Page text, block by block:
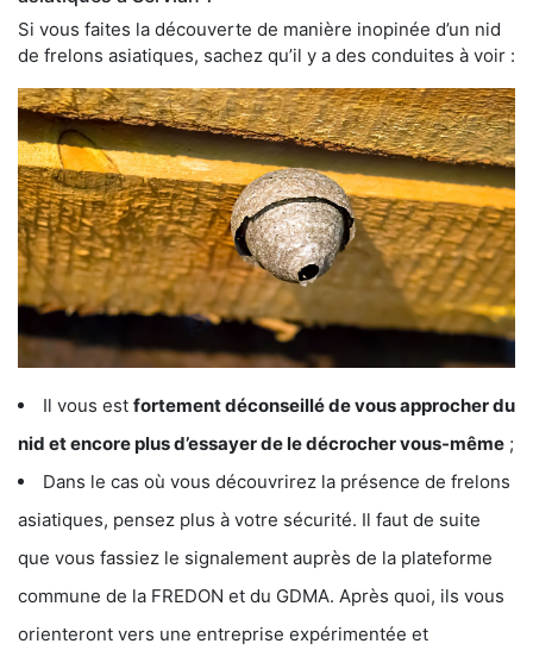
Si vous faites la découverte de manière inopinée d’un nid
de frelons asiatiques, sachez qu’il y a des conduites à voir :
Il vous est fortement déconseillé de vous approcher du
nid et encore plus d’essayer de le décrocher vous-même ;
Dans le cas où vous découvrirez la présence de frelons
asiatiques, pensez plus à votre sécurité. Il faut de suite
que vous fassiez le signalement auprès de la plateforme
commune de la FREDON et du GDMA. Après quoi, ils vous
orienteront vers une entreprise expérimentée et